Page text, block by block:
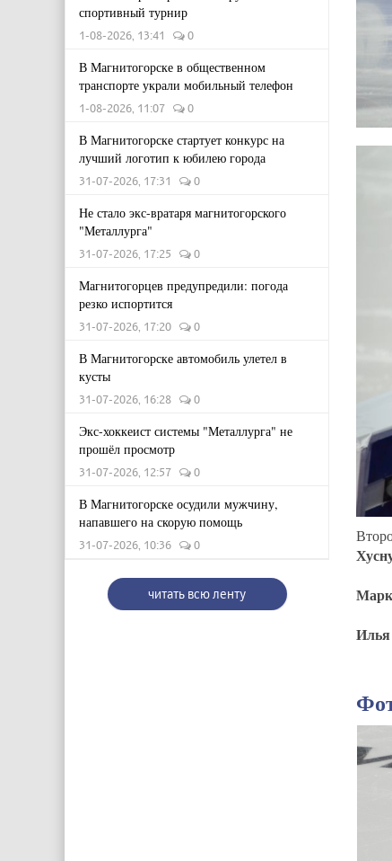
спортивный турнир
1-08-2026, 13:41 0
В Магнитогорске в общественном
транспорте украли мобильный телефон
1-08-2026, 11:07 0
В Магнитогорске стартует конкурс на
лучший логотип к юбилею города
31-07-2026, 17:31 0
Не стало экс-вратаря магнитогорского
"Металлурга"
31-07-2026, 17:25 0
Магнитогорцев предупредили: погода
резко испортится
31-07-2026, 17:20 0
В Магнитогорске автомобиль улетел в
кусты
31-07-2026, 16:28 0
Экс-хоккеист системы "Металлурга" не
прошёл просмотр
31-07-2026, 12:57 0
В Магнитогорске осудили мужчину,
напавшего на скорую помощь
31-07-2026, 10:36 0
читать всю ленту